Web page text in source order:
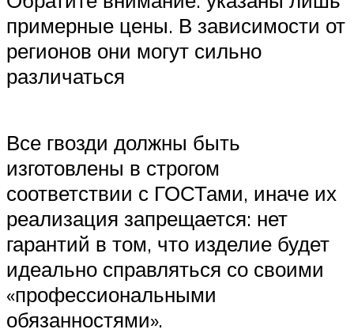
примерные цены. В зависимости от
регионов они могут сильно
различаться
Все гвозди должны быть
изготовлены в строгом
соответствии с ГОСТами, иначе их
реализация запрещается: нет
гарантий в том, что изделие будет
идеально справляться со своими
«профессиональными
обязанностями».